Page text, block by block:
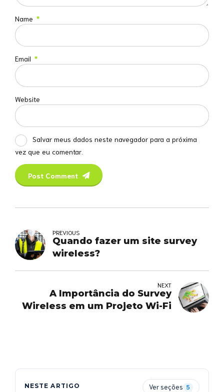
Name *
Email *
Website
Salvar meus dados neste navegador para a próxima
vez que eu comentar.
Post Comment
PREVIOUS
Quando fazer um site survey
wireless?
NEXT
A Importância do Survey
Wireless em um Projeto Wi-Fi
NESTE ARTIGO Ver seções 5